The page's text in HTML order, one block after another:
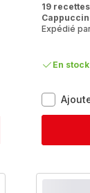
19
Expédié
En stock